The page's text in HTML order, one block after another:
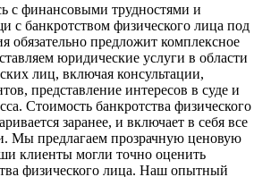
с финансовыми трудностями и
с банкротством физического лица под
обязательно предложит комплексное
юридические услуги в области
лиц, включая консультации,
представление интересов в суде и
Стоимость банкротства физического
заранее, и включает в себя все
Мы предлагаем прозрачную ценовую
клиенты могли точно оценить
физического лица. Наш опытный